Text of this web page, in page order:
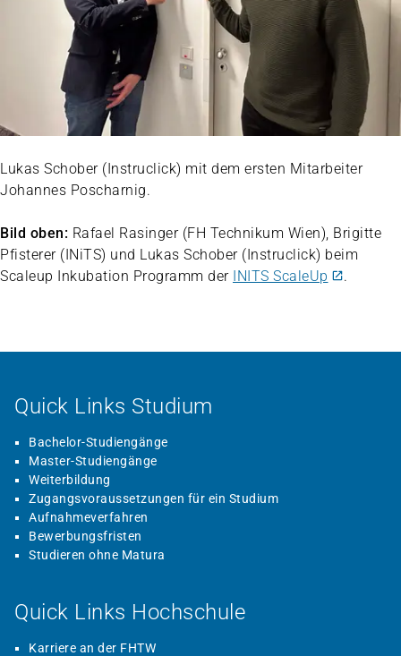
Lukas Schober (Instruclick) mit dem ersten Mitarbeiter
Johannes Poscharnig.
Bild oben: Rafael Rasinger (FH Technikum Wien), Brigitte
Pfisterer (INiTS) und Lukas Schober (Instruclick) beim
Scaleup Inkubation Programm der INITS ScaleUp .
Quick Links Studium
Bachelor-Studiengänge
Master-Studiengänge
Weiterbildung
Zugangsvoraussetzungen für ein Studium
Aufnahmeverfahren
Bewerbungsfristen
Studieren ohne Matura
Quick Links Hochschule
Karriere an der FHTW